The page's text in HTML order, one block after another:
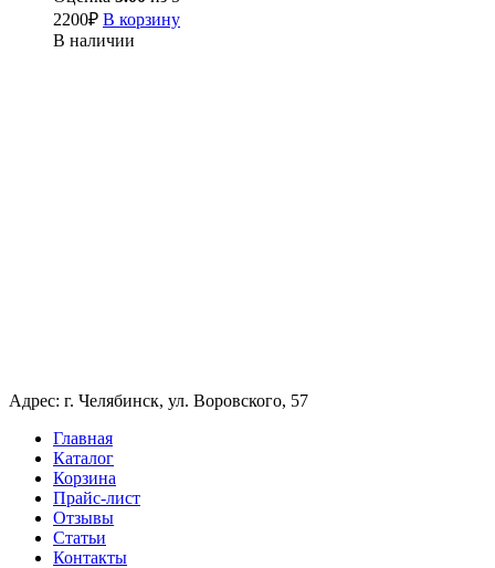
2200₽ В корзину
В наличии
Адрес: г. Челябинск, ул. Воровского, 57
Главная
Каталог
Корзина
Прайс-лист
Отзывы
Статьи
Контакты